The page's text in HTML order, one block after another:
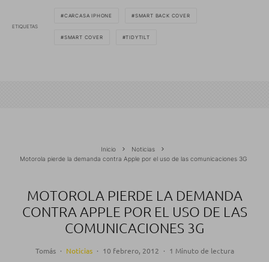
ETIQUETAS
CARCASA IPHONE SMART BACK COVER
SMART COVER TIDYTILT
Inicio
Noticias
Motorola pierde la demanda contra Apple por el uso de las comunicaciones 3G
MOTOROLA PIERDE LA DEMANDA
CONTRA APPLE POR EL USO DE LAS
COMUNICACIONES 3G
Tomás · Noticias · 10 febrero, 2012 · 1 Minuto de lectura